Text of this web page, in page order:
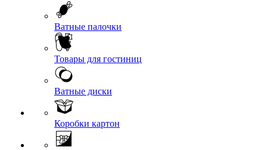
Ватные палочки
Товары для гостиниц
Ватные диски
Коробки картон